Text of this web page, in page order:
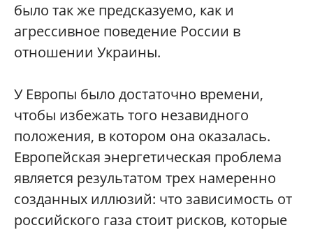
было так же предсказуемо, как и
агрессивное поведение России в
отношении Украины.
У Европы было достаточно времени,
чтобы избежать того незавидного
положения, в котором она оказалась.
Европейская энергетическая проблема
является результатом трех намеренно
созданных иллюзий: что зависимость от
российского газа стоит рисков, которые